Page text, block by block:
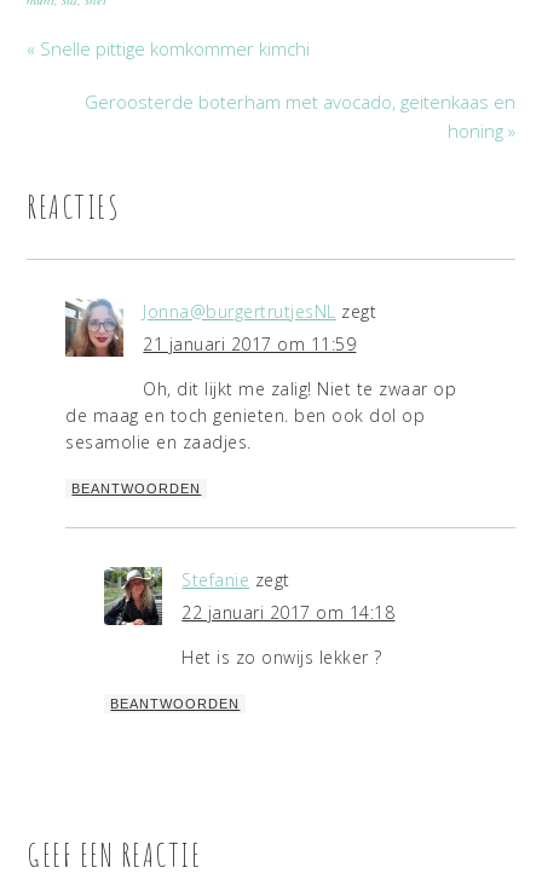
« Snelle pittige komkommer kimchi
Geroosterde boterham met avocado, geitenkaas en
honing »
REACTIES
Jonna@burgertrutjesNL zegt
21 januari 2017 om 11:59
Oh, dit lijkt me zalig! Niet te zwaar op
de maag en toch genieten. ben ook dol op
sesamolie en zaadjes.
BEANTWOORDEN
Stefanie zegt
22 januari 2017 om 14:18
Het is zo onwijs lekker ?
BEANTWOORDEN
GEEF EEN REACTIE